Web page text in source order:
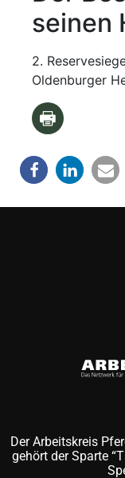
seinen
2.
Oldenburger
Der Arbeitskreis
gehört der Sparte